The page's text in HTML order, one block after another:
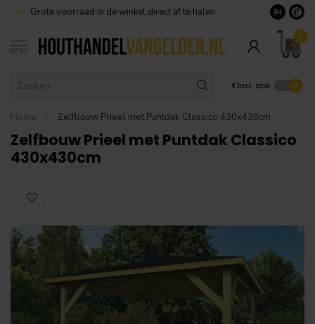
Grote voorraad in de winkel direct af te halen 8.4
MENU
0
€ Incl. btw
Home Zelfbouw Prieel met Puntdak Classico 430x430cm
Zelfbouw Prieel met Puntdak Classico
430x430cm